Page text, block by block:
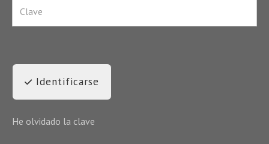
Identificarse
He olvidado la clave